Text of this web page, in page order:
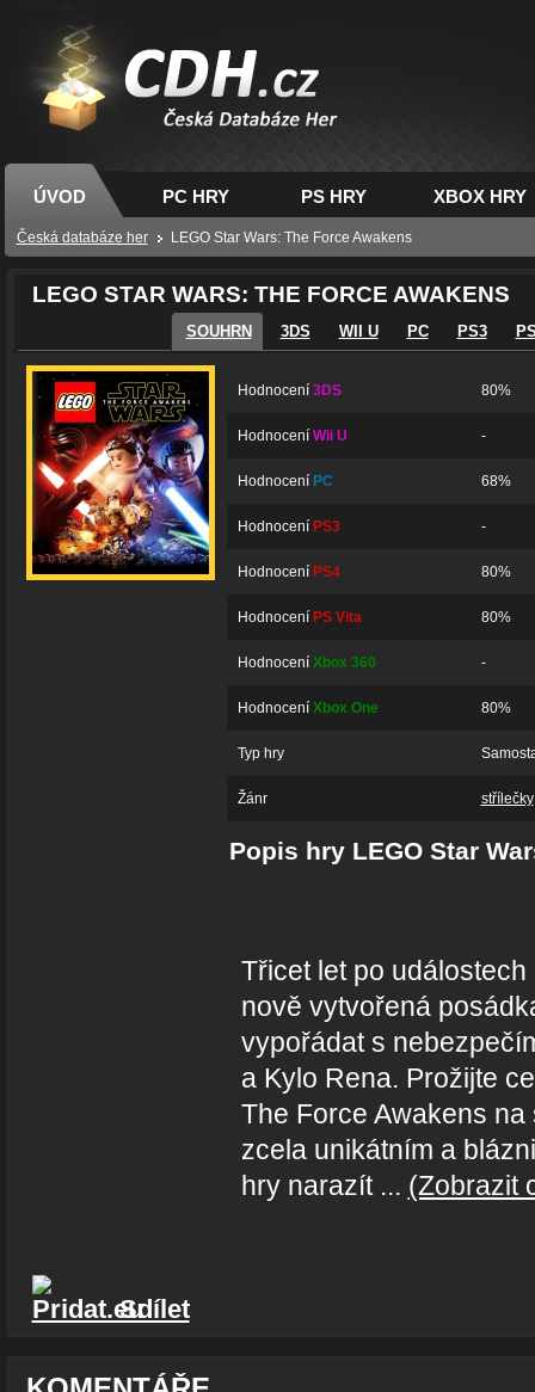
CDH.cz - hry na PC,
PS, XBOX - Česká
databáze her
ÚVOD PC HRY PS HRY XBOX HRY
Česká databáze her LEGO Star Wars: The Force Awakens
LEGO STAR WARS: THE FORCE AWAKENS
SOUHRN 3DS WII U PC PS3
Hodnocení 3DS 80%
Hodnocení Wii U -
Hodnocení PC 68%
Hodnocení PS3 -
Hodnocení PS4 80%
Hodnocení PS Vita 80%
Hodnocení Xbox 360 -
Hodnocení Xbox One 80%
Typ hry
Žánr střílečky
Popis hry LEGO Star
Třicet let po
nově vytvořená
vypořádat s
a Kylo Rena. Prožijte
The Force Awakens
zcela unikátním a
hry narazít ... (Zobrazit
Sdílet